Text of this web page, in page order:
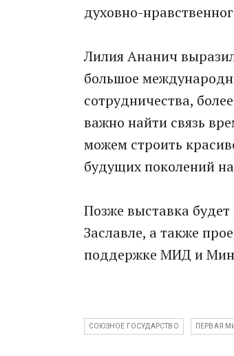
духовно-
Лилия Ананич
большое
сотрудничества,
важно найти связь
можем строить
будущих поколений
Позже выставка
Заславле, а также
поддержке МИД и
СОЮЗНОЕ ГОСУДАРСТВО ПЕРВАЯ